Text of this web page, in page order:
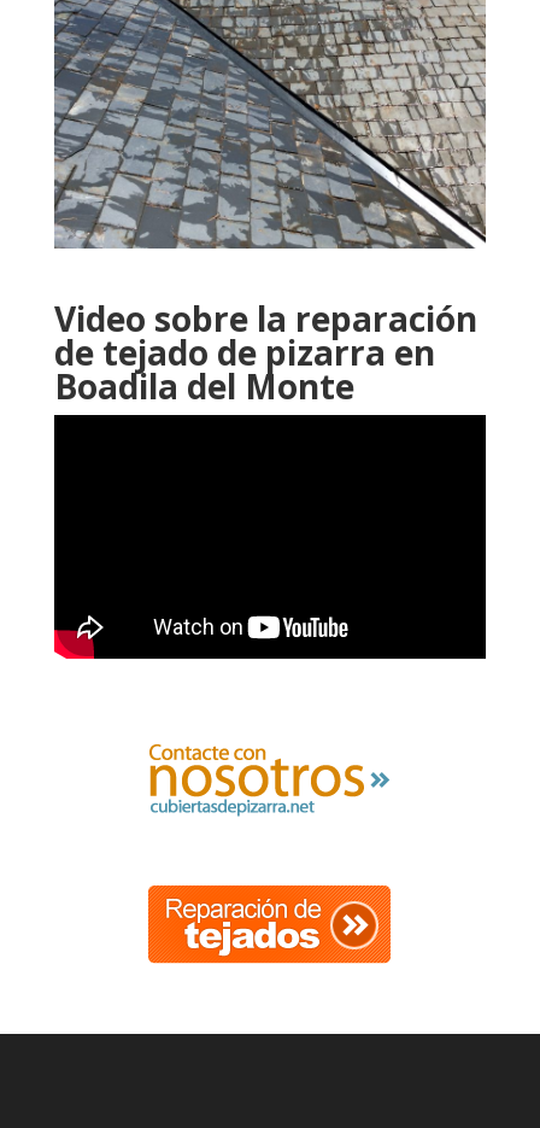
Video sobre la reparación
de tejado de pizarra en
Boadila del Monte